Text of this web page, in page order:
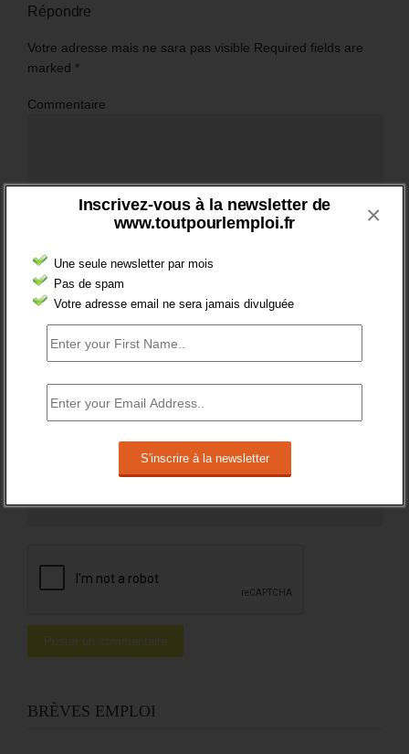
Inscrivez-vous à la newsletter de
www.toutpourlemploi.fr
Une seule newsletter par mois
Pas de spam
Votre adresse email ne sera jamais divulguée
×
Répondre
Votre adresse mais ne sara pas visible Required fields are
marked *
Commentaire
Nom *
BRÈVES EMPLOI